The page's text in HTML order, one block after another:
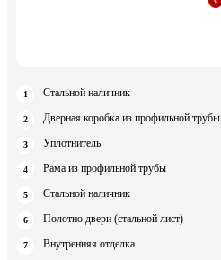
Стальной наличник
Дверная коробка из профильной трубы
Уплотнитель
Рама из профильной трубы
Стальной наличник
Полотно двери (стальной лист)
Внутренняя отделка